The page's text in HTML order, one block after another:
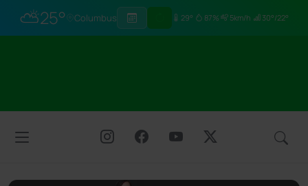
⛅25° Columbus 29° 87% 5km/h 30°/22°